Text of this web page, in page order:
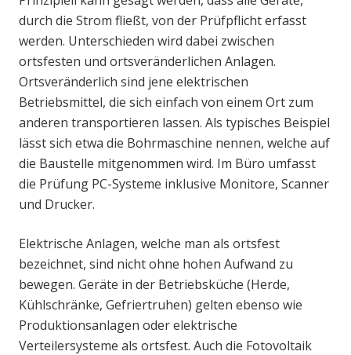
durch die Strom fließt, von der Prüfpflicht erfasst
werden. Unterschieden wird dabei zwischen
ortsfesten und ortsveränderlichen Anlagen.
Ortsveränderlich sind jene elektrischen
Betriebsmittel, die sich einfach von einem Ort zum
anderen transportieren lassen. Als typisches Beispiel
lässt sich etwa die Bohrmaschine nennen, welche auf
die Baustelle mitgenommen wird. Im Büro umfasst
die Prüfung PC-Systeme inklusive Monitore, Scanner
und Drucker.
Elektrische Anlagen, welche man als ortsfest
bezeichnet, sind nicht ohne hohen Aufwand zu
bewegen. Geräte in der Betriebsküche (Herde,
Kühlschränke, Gefriertruhen) gelten ebenso wie
Produktionsanlagen oder elektrische
Verteilersysteme als ortsfest. Auch die Fotovoltaik